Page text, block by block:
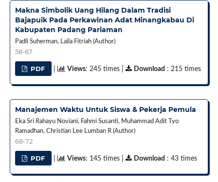
Makna Simbolik Uang Hilang Dalam Tradisi
Bajapuik Pada Perkawinan Adat Minangkabau Di
Kabupaten Padang Pariaman
Padli Suherman, Laila Fitriah (Author)
58-67
PDF Views: 245 times | Download : 215 times
Manajemen Waktu Untuk Siswa & Pekerja Pemula
Eka Sri Rahayu Noviani, Fahmi Susanti, Muhammad Adit Tyo
Ramadhan, Christian Lee Lumban R (Author)
68-72
PDF Views: 145 times | Download : 43 times